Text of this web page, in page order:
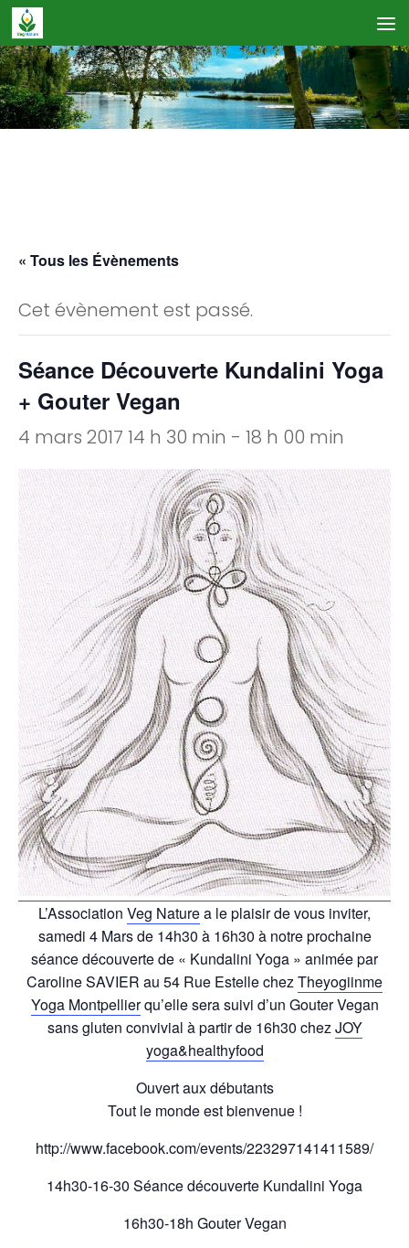
Skip to content
« Tous les Évènements
Cet évènement est passé.
Séance Découverte Kundalini Yoga
+ Gouter Vegan
4 mars 2017 14 h 30 min - 18 h 00 min
L’Association Veg Naturea le plaisir de vous inviter,
samedi 4 Mars de 14h30 à 16h30 à notre prochaine
séance découverte de « Kundalini Yoga » animée par
Caroline SAVIER au 54 Rue Estelle chezTheyogiinme
Yoga Montpellierqu’elle sera suivi d’un Gouter Vegan
sans gluten convivial à partir de 16h30 chezJOY
yoga&healthyfood
Ouvert aux débutants
Tout le monde est bienvenue !
http://www.facebook.com/events/223297141411589/
14h30-16-30 Séance découverte Kundalini Yoga
16h30-18h Gouter Vegan